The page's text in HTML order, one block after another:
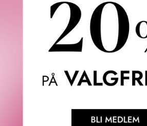
en fasade som umiddelbart fanger
Bak murene kan man føle historiens
solrike gårdsplassen inviterer til å
livsstilen. Dette tidløse
«Klassisk, men samtidig moderne –
— Antoine Maisondieu, Givaudan